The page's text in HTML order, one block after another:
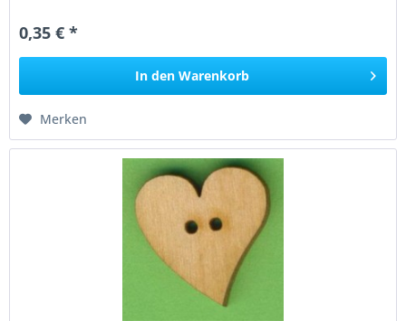
0,35 € *
In den Warenkorb
Merken